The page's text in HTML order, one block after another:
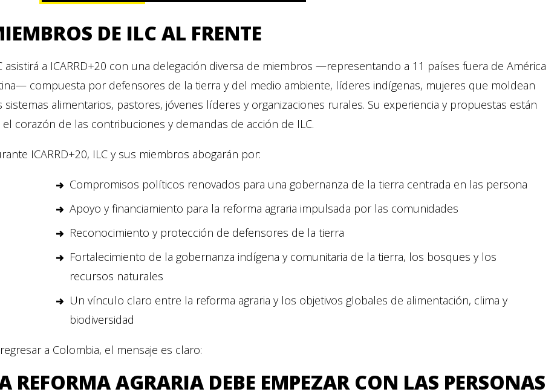
DE ILC AL FRENTE
asistirá a ICARRD+20 con una delegación diversa de miembros —representando a 11 países fuera de América
compuesta por defensores de la tierra y del medio ambiente, líderes indígenas, mujeres que moldean
sistemas alimentarios, pastores, jóvenes líderes y organizaciones rurales. Su experiencia y propuestas están
el corazón de las contribuciones y demandas de acción de ILC.
ICARRD+20, ILC y sus miembros abogarán por:
Compromisos políticos renovados para una gobernanza de la tierra centrada en las persona
Apoyo y financiamiento para la reforma agraria impulsada por las comunidades
Reconocimiento y protección de defensores de la tierra
Fortalecimiento de la gobernanza indígena y comunitaria de la tierra, los bosques y los
recursos naturales
Un vínculo claro entre la reforma agraria y los objetivos globales de alimentación, clima y
biodiversidad
a Colombia, el mensaje es claro:
REFORMA AGRARIA DEBE EMPEZAR CON LAS PERSONAS